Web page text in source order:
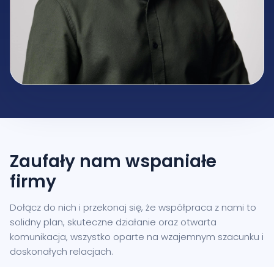
Zaufały nam wspaniałe
firmy
Dołącz do nich i przekonaj się, że współpraca z nami to
solidny plan, skuteczne działanie oraz otwarta
komunikacja, wszystko oparte na wzajemnym szacunku i
doskonałych relacjach.